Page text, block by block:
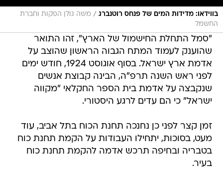
בווידאו: מדידות המים של פנחס רוטנברג / משה גולן הפקות וחברת
החשמל
"סמל התחלת החישמול של הארץ", זהו התואר
שהוענק לעמוד המתח הגבוה הראשון שהוצב על
אדמת ארץ ישראל. בסוף אוגוסט 1924, חודש ימים
לפני ראש השנה תרפ"ה, הבינה קבוצת אנשים
שנקבצה על אדמת בית הספר החקלאי "מקווה
ישראל" כי הם עדים לרגע היסטורי.
זמן קצר לפני כן נחנכה תחנת הכוח בתל אביב, עוד
מעט, בסוכות, יתחילו העבודות על הקמת תחנת כוח
בטבריה ובחיפה תרכש אדמה להקמת תחנת כוח
בעיר.